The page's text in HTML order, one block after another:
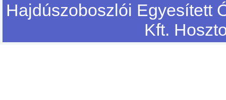
Hajdúszoboszlói Egyesített
Kft.